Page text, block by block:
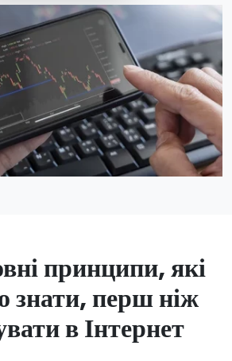
принципи, які
знати, перш ніж
в Інтернет